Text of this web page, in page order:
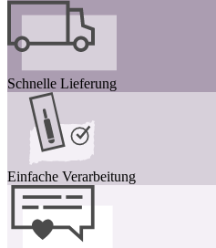
Schnelle Lieferung
Einfache Verarbeitung